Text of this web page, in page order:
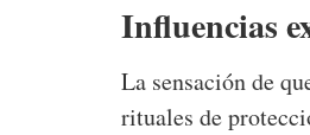
Influencias
La sensación de
rituales de